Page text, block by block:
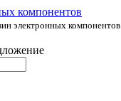
электронных компонентов